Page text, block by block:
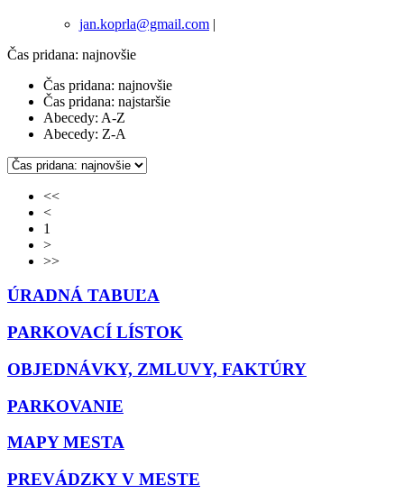
jan.koprla@gmail.com |
Čas pridana: najnovšie
Čas pridana: najnovšie
Čas pridana: najstaršie
Abecedy: A-Z
Abecedy: Z-A
<<
<
1
>
>>
ÚRADNÁ TABUĽA
PARKOVACÍ LÍSTOK
OBJEDNÁVKY, ZMLUVY, FAKTÚRY
PARKOVANIE
MAPY MESTA
PREVÁDZKY V MESTE